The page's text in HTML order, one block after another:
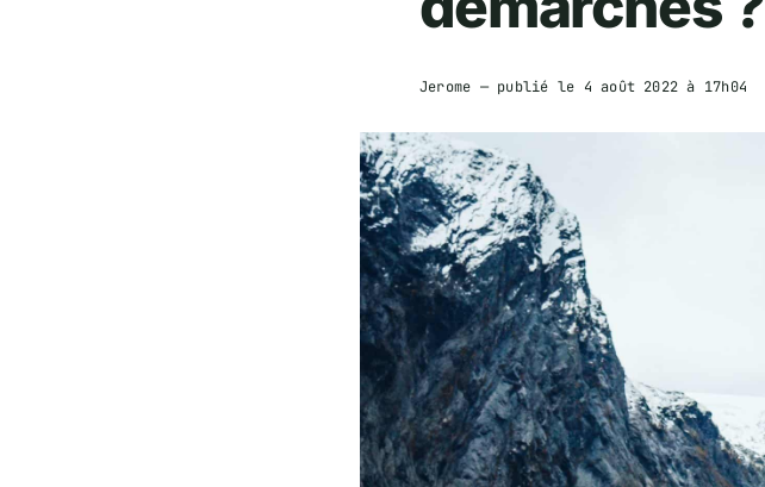
Jerome — publié le 4 août 2022 à 17h04